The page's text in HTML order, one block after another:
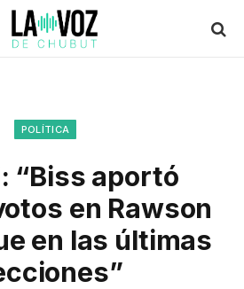
POLÍTICA
“Biss aportó
en Rawson
en las últimas